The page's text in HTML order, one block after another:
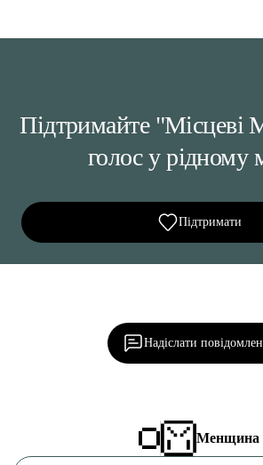
Підтримайте "Місцеві
голос у рідному
Підтримати
Надіслати
Менщина